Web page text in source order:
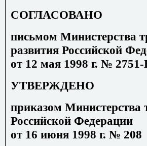
СОГЛАСОВАНО
письмом Министерства
развития Российской
от 12 мая 1998 г. №
УТВЕРЖДЕНО
приказом Министерства
Российской Федерации
от 16 июня 1998 г. № 208